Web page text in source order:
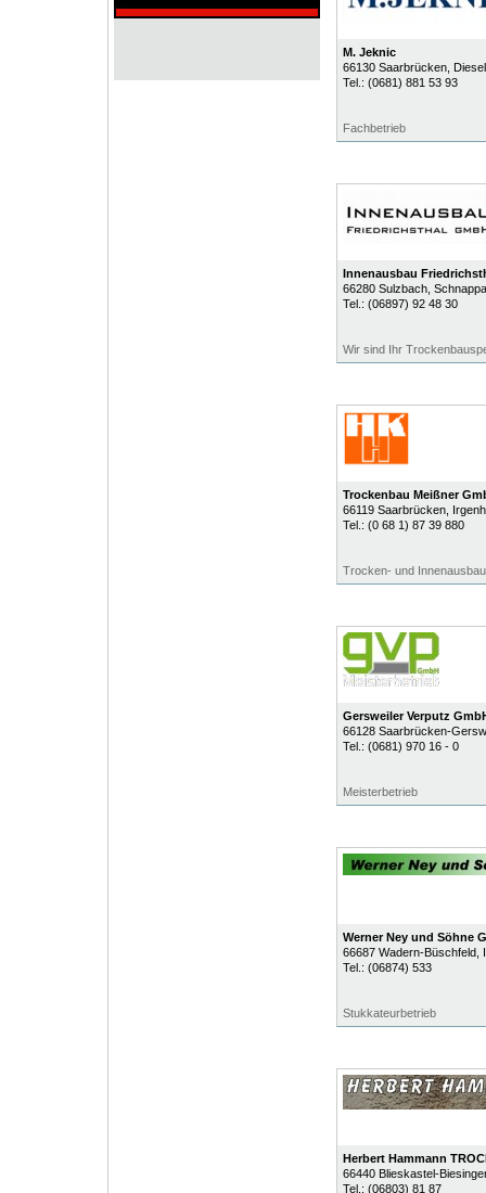
M. Jeknic
66130 Saarbrücken,
Tel.: (0681) 881 53 93
Fachbetrieb
Innenausbau
66280 Sulzbach,
Tel.: (06897) 92 48 30
Wir sind Ihr
Trockenbau Meißner
66119 Saarbrücken,
Tel.: (0 68 1) 87 39 880
Trocken- und Innenausbau
Gersweiler Verputz
66128 Saarbrücken-
Tel.: (0681) 970 16 - 0
Meisterbetrieb
Werner Ney und Söhne
66687 Wadern-Büschfeld,
Tel.: (06874) 533
Stukkateurbetrieb
Herbert Hammann
66440 Blieskastel-
Tel.: (06803) 81 87